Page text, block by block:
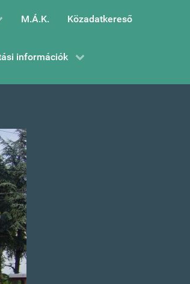
M.Á.K. Közadatkereső
információk